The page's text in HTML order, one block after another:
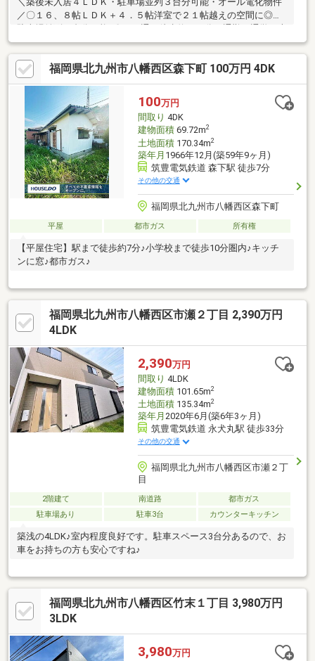
／〇１６、８帖ＬＤＫ＋４．５帖洋室で２１帖越えの空間に◎〇
変便利！〇約３帖分！広めの洗面脱衣室♪〇２４時間スーパー、コ
ンビニが徒歩１０分圏内！．．☆周辺環境☆．.◎上津役小学校ま
で徒歩約１５分(１１６０ｍ)◎上津役中学校まで徒歩約１８分(１
４００ｍ)◎マックスバリュ上の原店まで徒歩約１０分(７５０
ｍ)■お問い合わせは 株式会社 ハウス倶楽部 本店 お電
話は ０８０－８３９９－９１０６ 担当、平田までお
気軽にお問い合わせください。
福岡県北九州市八幡西区森下町 100万円 4DK
100万円
間取り 4DK
建物面積69.72m2
土地面積170.34m2
築年月 1966年12月(築59年9ヶ月)
筑豊電気鉄道 森下駅 徒歩7分
その他の交通
福岡県北九州市八幡西区森下町
平屋 都市ガス 所有権
【平屋住宅】駅まで徒歩約7分♪小学校まで徒歩10分圏内♪キッチ
ンに窓♪都市ガス♪
福岡県北九州市八幡西区市瀬２丁目 2,390万円
4LDK
2,390万円
間取り 4LDK
建物面積101.65m2
土地面積135.34m2
築年月 2020年6月(築6年3ヶ月)
筑豊電気鉄道 永犬丸駅 徒歩33分
その他の交通
福岡県北九州市八幡西区市瀬２丁
目
2階建て 南道路
都市ガス
駐車場あり
駐車3台 カウンターキッチン
築浅の4LDK♪室内程度良好です。駐車スペース3台分あるので、お
車をお持ちの方も安心ですね♪
福岡県北九州市八幡西区竹末１丁目 3,980万円
3LDK
3,980万円